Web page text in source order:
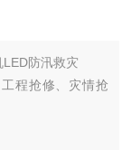
防汛救灾
程抢修、灾情抢